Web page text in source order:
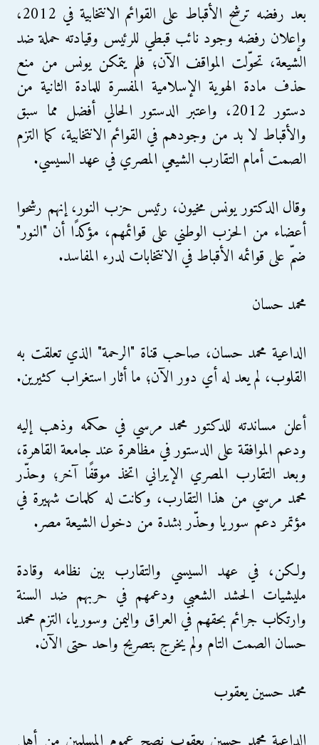
بعد رفضه ترشح الأقباط على القوائم الانتخابية في 2012،
وإعلان رفضه وجود نائب قبطي للرئيس وقيادته حملة ضد
الشيعة، تحوّلت المواقف الآن؛ فلم يتمكن يونس من منع
حذف مادة الهوية الإسلامية المفسرة للمادة الثانية من
دستور 2012، واعتبر الدستور الحالي أفضل مما سبق
والأقباط لا بد من وجودهم في القوائم الانتخابية، كما التزم
الصمت أمام التقارب الشيعي المصري في عهد السيسي.
وقال الدكتور يونس مخيون، رئيس حزب النور، إنهم رشحوا
أعضاء من الحزب الوطني على قوائمهم، مؤكدًا أن "النور"
ضمّ على قوائمه الأقباط في الانتخابات لدرء المفاسد.
محمد حسان
الداعية محمد حسان، صاحب قناة "الرحمة" الذي تعلقت به
القلوب، لم يعد له أي دور الآن؛ ما أثار استغراب كثيرين.
أعلن مساندته للدكتور محمد مرسي في حكمه وذهب إليه
ودعم الموافقة على الدستور في مظاهرة عند جامعة القاهرة،
وبعد التقارب المصري الإيراني اتخذ موقفًا آخر؛ وحذّر
محمد مرسي من هذا التقارب، وكانت له كلمات شهيرة في
مؤتمر دعم سوريا وحذّر بشدة من دخول الشيعة مصر.
ولكن، في عهد السيسي والتقارب بين نظامه وقادة
مليشيات الحشد الشعبي ودعمهم في حربهم ضد السنة
وارتكاب جرائم بحقهم في العراق واليمن وسوريا، التزم محمد
حسان الصمت التام ولم يخرج بتصريح واحد حتى الآن.
محمد حسين يعقوب